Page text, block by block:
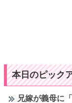
本日のピック
兄嫁が義母に